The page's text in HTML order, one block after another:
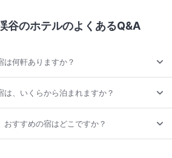
谷のホテルのよくあるQ&A
は何軒ありますか？
は、いくらから泊まれますか？
おすすめの宿はどこですか？